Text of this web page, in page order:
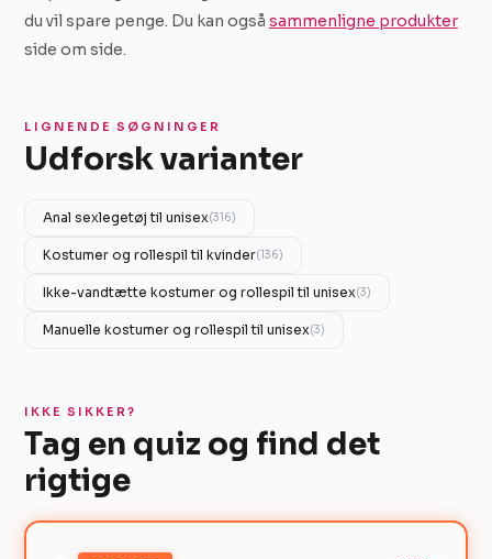
du vil spare penge. Du kan også sammenligne produkter
side om side.
LIGNENDE SØGNINGER
Udforsk varianter
Anal sexlegetøj til unisex(316)
Kostumer og rollespil til kvinder(136)
Ikke-vandtætte kostumer og rollespil til unisex(3)
Manuelle kostumer og rollespil til unisex(3)
IKKE SIKKER?
Tag en quiz og find det
rigtige